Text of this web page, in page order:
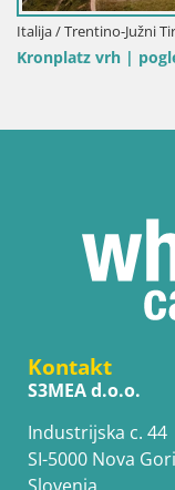
Italija / Trentino-Južni
Kronplatz vrh |
Kontakt
S3MEA d.o.o.
Industrijska c. 44
SI-5000 Nova